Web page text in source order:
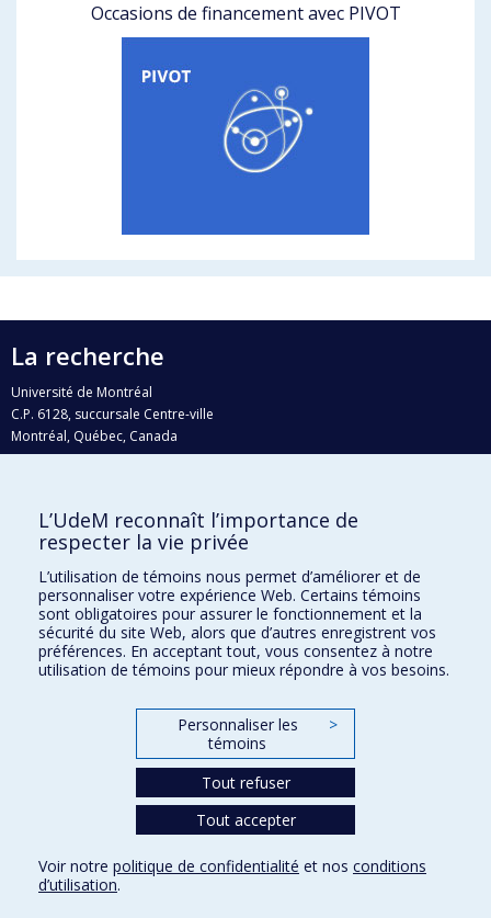
Occasions de financement avec PIVOT
La recherche
Université de Montréal
C.P. 6128, succursale Centre-ville
Montréal, Québec, Canada
H3C 3J7
Qui fait quoi?
Nous trouver
Plan du site
Accessibilité
Conditions d’utilisation
L’UdeM reconnaît l’importance de
respecter la vie privée
L’utilisation de témoins nous permet d’améliorer et de
personnaliser votre expérience Web. Certains témoins
sont obligatoires pour assurer le fonctionnement et la
sécurité du site Web, alors que d’autres enregistrent vos
préférences. En acceptant tout, vous consentez à notre
utilisation de témoins pour mieux répondre à vos besoins.
Personnaliser les
témoins
>
Tout refuser
Tout accepter
Voir notre politique de confidentialité et nos conditions
d’utilisation.